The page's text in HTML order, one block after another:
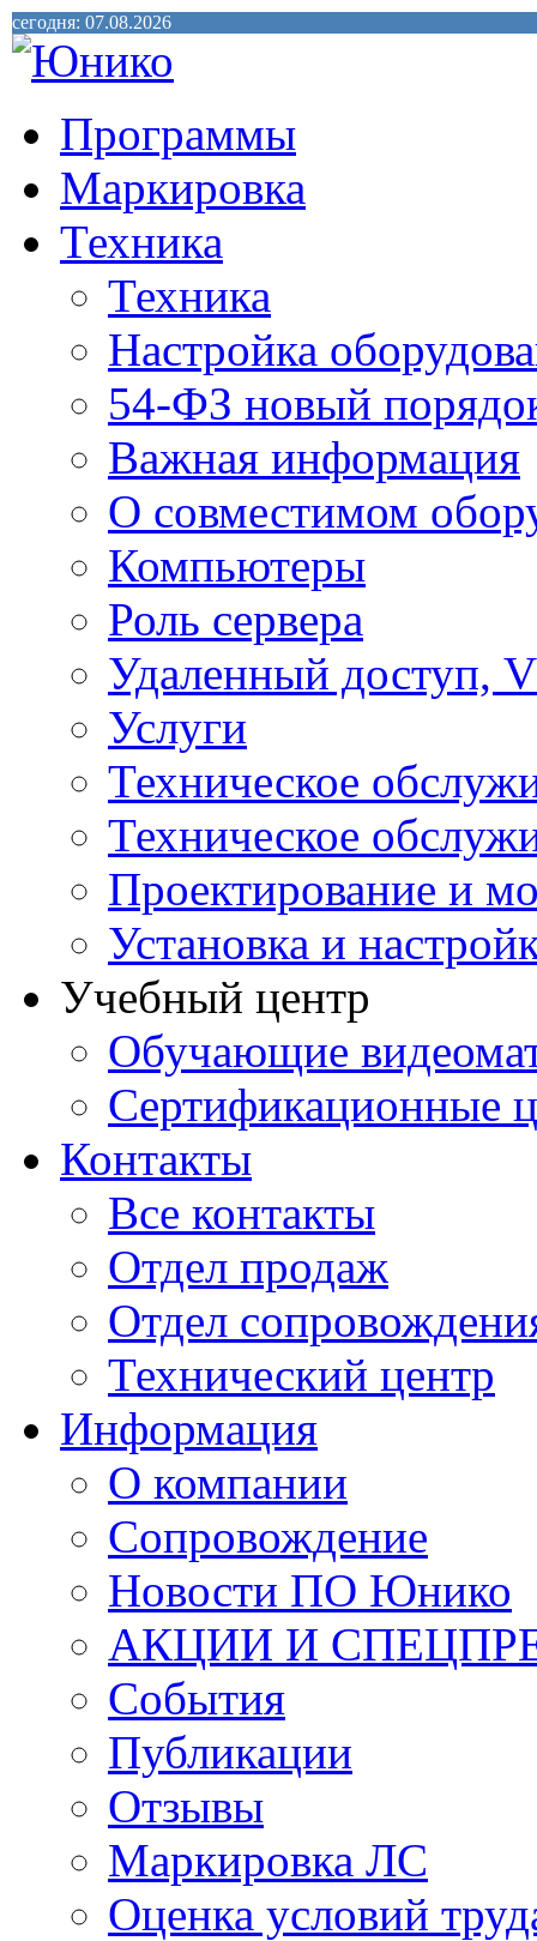
сегодня: 07.08.2026
Программы
Маркировка
Техника
Техника
Настройка
54-ФЗ новый
Важная информация
О совместимом
Компьютеры
Роль сервера
Удаленный доступ,
Услуги
Техническое
Техническое
Проектирование и
Установка и
Учебный центр
Обучающие
Сертификационные
Контакты
Все контакты
Отдел продаж
Отдел
Технический центр
Информация
О компании
Сопровождение
Новости ПО Юнико
АКЦИИ И
События
Публикации
Отзывы
Маркировка ЛС
Оценка условий